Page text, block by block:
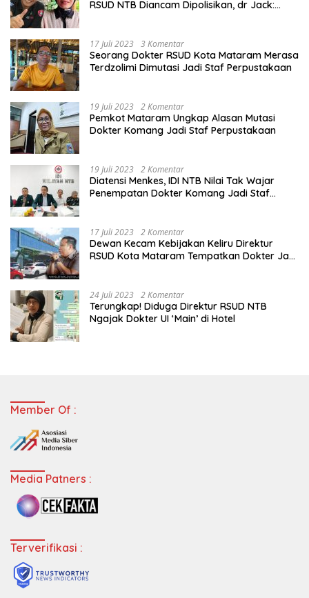
RSUD NTB Diancam Dipolisikan, dr Jack:
17 Juli 2023 3 Komentar
Seorang Dokter RSUD Kota Mataram Merasa
Terdzolimi Dimutasi Jadi Staf Perpustakaan
19 Juli 2023 2 Komentar
Pemkot Mataram Ungkap Alasan Mutasi
Dokter Komang Jadi Staf Perpustakaan
19 Juli 2023 2 Komentar
Diatensi Menkes, IDI NTB Nilai Tak Wajar
Penempatan Dokter Komang Jadi Staf
17 Juli 2023 2 Komentar
Dewan Kecam Kebijakan Keliru Direktur
RSUD Kota Mataram Tempatkan Dokter Jadi
24 Juli 2023 2 Komentar
Terungkap! Diduga Direktur RSUD NTB
Ngajak Dokter UI ‘Main’ di Hotel
Member Of :
Media Patners :
Terverifikasi :